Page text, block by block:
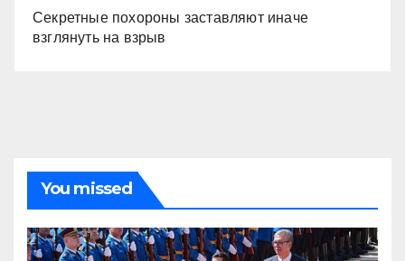
Секретные похороны заставляют иначе
взглянуть на взрыв
You missed